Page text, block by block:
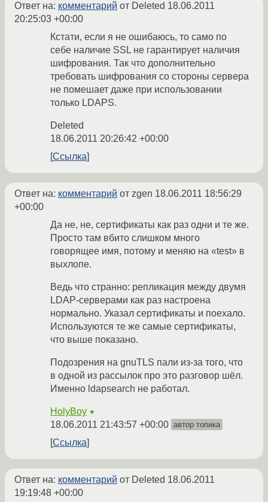
Ответ на: комментарий от Deleted 18.06.2011
20:25:03 +00:00
Кстати, если я не ошибаюсь, то само по
себе наличие SSL не гарантирует наличия
шифрования. Так что дополнительно
требовать шифрования со стороны сервера
не помешает даже при использовании
только LDAPS.
Deleted
18.06.2011 20:26:42 +00:00
Ссылка
Ответ на: комментарий от zgen 18.06.2011 18:56:29
+00:00
Да не, не, сертификаты как раз одни и те же.
Просто там вбито слишком много
говорящее имя, потому и меняю на «test» в
выхлопе.
Ведь что странно: репликация между двумя
LDAP-серверами как раз настроена
нормально. Указал сертификаты и поехало.
Используются те же самые сертификаты,
что выше показано.
Подозрения на gnuTLS пали из-за того, что
в одной из рассылок про это разговор шёл.
Именно ldapsearch не работал.
HolyBoy ★
18.06.2011 21:43:57 +00:00 автор топика
Ссылка
Ответ на: комментарий от Deleted 18.06.2011
19:19:48 +00:00